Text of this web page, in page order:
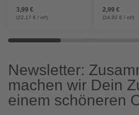
3,99 €
(22,17 € / m²)
2,99 €
(24,92 € / m²)
Newsletter:
machen wir Dein
einem schöneren